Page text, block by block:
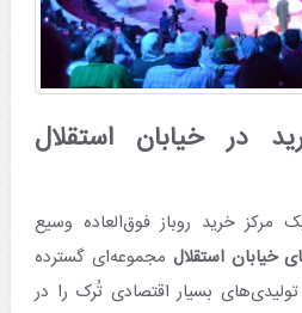
در خیابان استقلال
مرکز خرید روباز فوق‌العاده وسیع
خیابان استقلال مجموعه‌ای گسترده
بسیار اقتصادی تُرک را در